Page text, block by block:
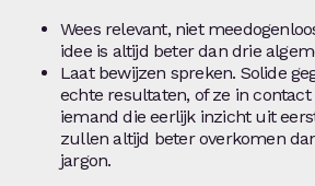
Wees relevant, niet
idee is altijd beter dan drie
Laat bewijzen spreken. Solide
echte resultaten, of ze in
iemand die eerlijk inzicht uit
zullen altijd beter overkomen
jargon.